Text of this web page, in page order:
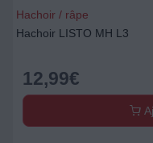
Hachoir / râpe
Hachoir LISTO MH L3
12,99€